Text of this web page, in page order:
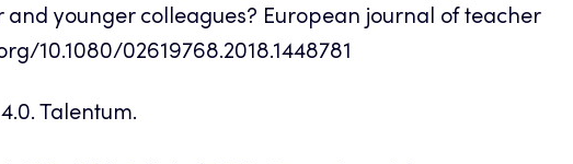
younger colleagues? European journal of teacher
10.1080/02619768.2018.1448781
Talentum.